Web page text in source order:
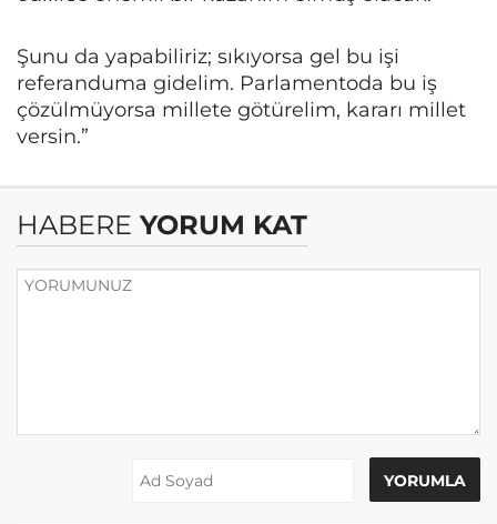
Şunu da yapabiliriz; sıkıyorsa gel bu işi
referanduma gidelim. Parlamentoda bu iş
çözülmüyorsa millete götürelim, kararı millet
versin.”
HABERE YORUM KAT